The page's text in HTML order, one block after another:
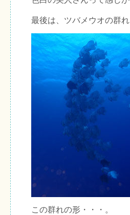
最後は、ツバメウオの群れ
この群れの形・・・。